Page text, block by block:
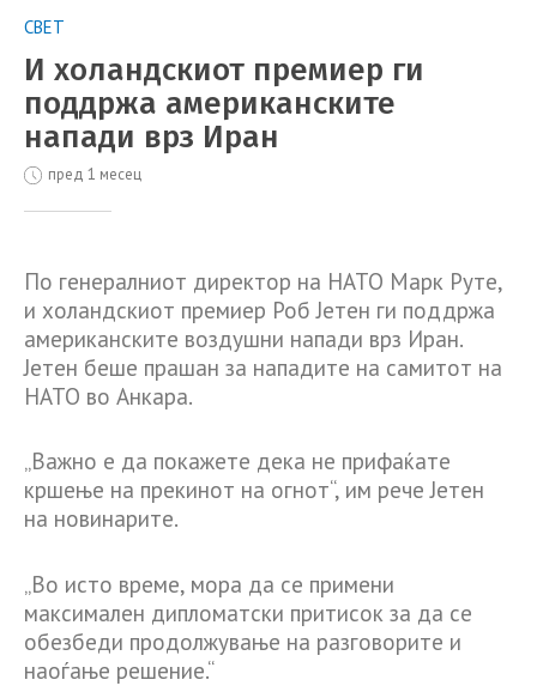
СВЕТ
И холандскиот премиер ги
поддржа американските
напади врз Иран
пред 1 месец
По генералниот директор на НАТО Марк Руте,
и холандскиот премиер Роб Јетен ги поддржа
американските воздушни напади врз Иран.
Јетен беше прашан за нападите на самитот на
НАТО во Анкара.
„Важно е да покажете дека не прифаќате
кршење на прекинот на огнот“, им рече Јетен
на новинарите.
„Во исто време, мора да се примени
максимален дипломатски притисок за да се
обезбеди продолжување на разговорите и
наоѓање решение.“